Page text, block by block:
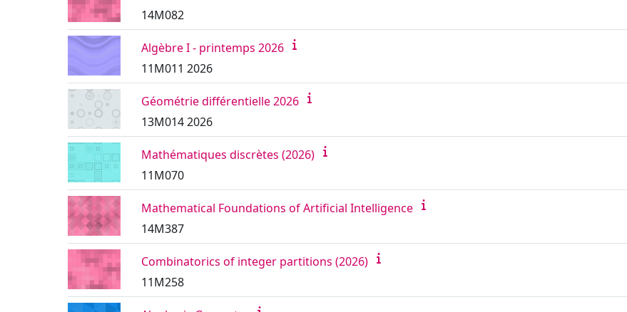
14M082
Algèbre I - printemps 2026
11M011 2026
Géométrie différentielle 2026
13M014 2026
Mathématiques discrètes (2026)
11M070
Mathematical Foundations of Artificial Intelligence
14M387
Combinatorics of integer partitions (2026)
11M258